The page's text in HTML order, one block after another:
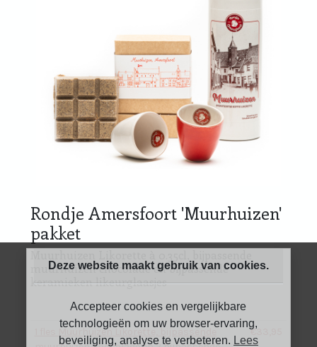
Rondje Amersfoort 'Muurhuizen'
pakket
muurhuizen chocolade en bijpassende
keramieken likeurglaasjes
1 fles Muurhuizen Likorette, bijpassende
€33,95
Deze website maakt gebruik van cookies.
Accepteer cookies en vergelijkbare
technologieën om uw browser-ervaring,
beveiliging, analyse te verbeteren. Lees